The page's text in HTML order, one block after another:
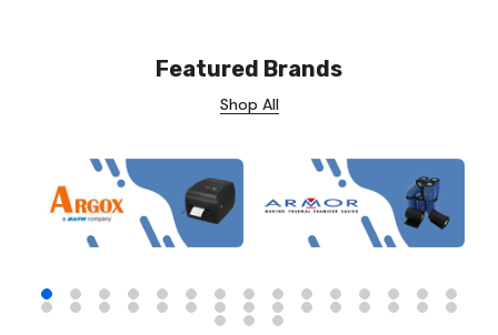
Featured Brands
Shop All